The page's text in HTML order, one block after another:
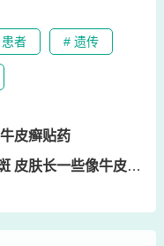
者 # 遗传
皮癣贴药
一些像牛皮癣但又不是